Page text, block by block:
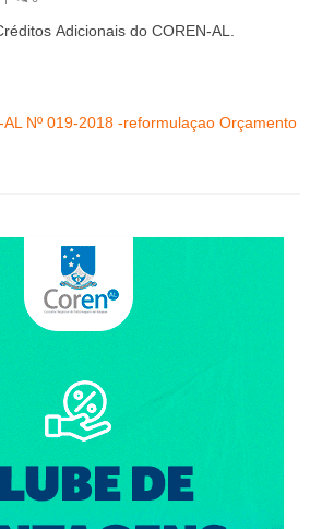
Serviços ao Cidadão
Triênio 2027-2029
Anteriores
Adicionais do COREN-AL.
AL Nº 019-2018 -reformulaçao Orçamento